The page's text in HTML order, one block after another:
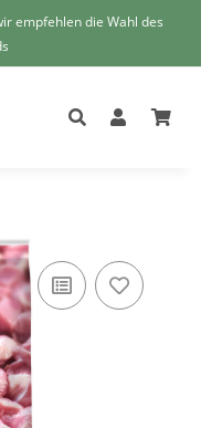
empfehlen die Wahl des